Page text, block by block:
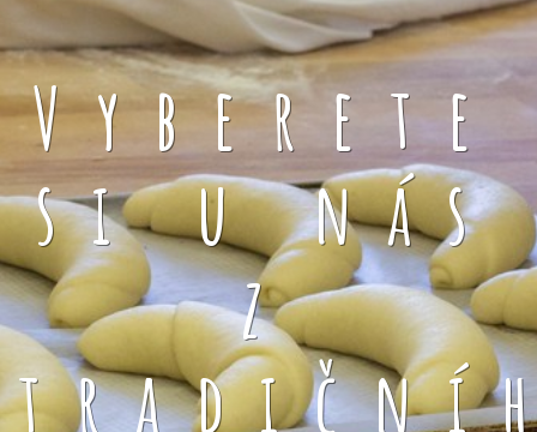
Vyberete
si u nás
z